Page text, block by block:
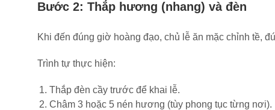
Bước 2: Thắp hương (nhang) và đèn
Khi đến đúng giờ hoàng đạo, chủ lễ ăn mặc chỉnh tề,
Trình tự thực hiện:
Thắp đèn cầy trước để khai lễ.
Châm 3 hoặc 5 nén hương (tùy phong tục từng nơi).